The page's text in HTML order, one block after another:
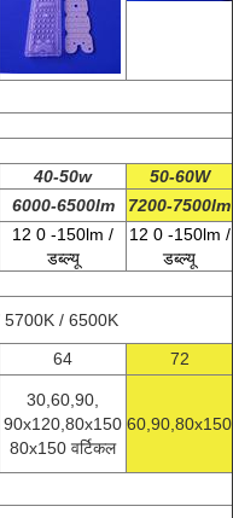
40-50w 50-60W
6000-6500lm
7200-7500lm
12 0 -150lm /
डब्ल्यू
12 0 -150lm /
डब्ल्यू
/ 6500K
64 72
30,60,90,
90x120,80x150
80x150 वर्टिकल
60,90,80x150